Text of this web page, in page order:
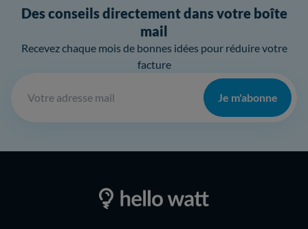
Des conseils directement dans votre boîte
mail
Recevez chaque mois de bonnes idées pour réduire votre
facture
Je m'abonne